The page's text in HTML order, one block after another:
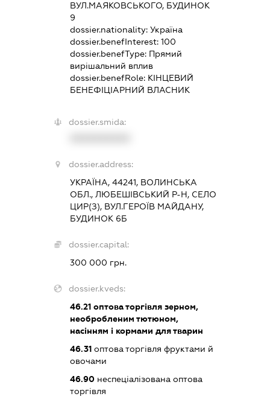
ВУЛ.МАЯКОВСЬКОГО, БУДИНОК
9
dossier.nationality:Україна
dossier.benefInterest:100
dossier.benefType: Прямий
вирішальний вплив
dossier.benefRole: КІНЦЕВИЙ
БЕНЕФІЦІАРНИЙ ВЛАСНИК
dossier.smida:
dossier.address:
УКРАЇНА, 44241, ВОЛИНСЬКА
ОБЛ., ЛЮБЕШІВСЬКИЙ Р-Н, СЕЛО
ЦИР(З), ВУЛ.ГЕРОЇВ МАЙДАНУ,
БУДИНОК 6Б
dossier.capital:
300 000 грн.
dossier.kveds:
46.21 оптова торгівля зерном,
необробленим тютюном,
насінням і кормами для тварин
46.31 оптова торгівля фруктами й
овочами
46.90 неспеціалізована оптова
торгівля